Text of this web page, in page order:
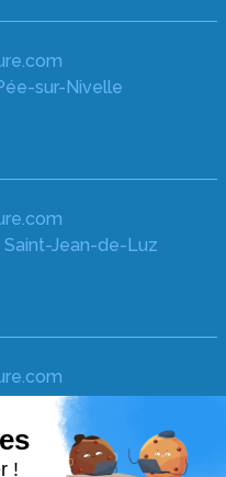
sur-Nivelle
Jean-de-Luz
Osses